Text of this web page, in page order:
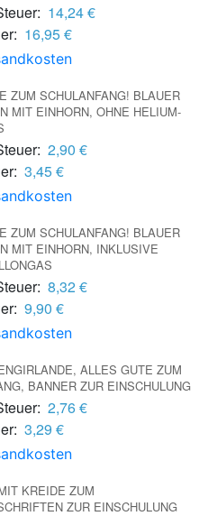
14,24 €
16,95 €
ZUM SCHULANFANG! BLAUER
MIT EINHORN, OHNE HELIUM-
2,90 €
3,45 €
ZUM SCHULANFANG! BLAUER
MIT EINHORN, INKLUSIVE
8,32 €
9,90 €
ALLES GUTE ZUM
BANNER ZUR EINSCHULUNG
2,76 €
3,29 €
KREIDE ZUM
ZUR EINSCHULUNG